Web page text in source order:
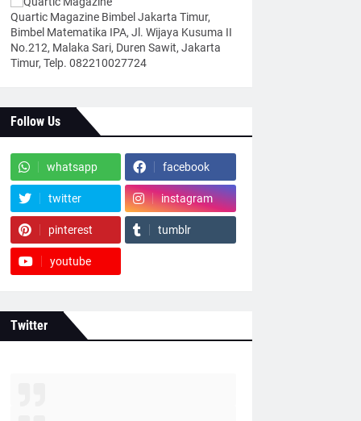
Quartic Magazine Bimbel Jakarta Timur,
Bimbel Matematika IPA, Jl. Wijaya Kusuma II
No.212, Malaka Sari, Duren Sawit, Jakarta
Timur, Telp. 082210027724
Follow Us
whatsapp facebook
twitter instagram
pinterest tumblr
youtube
Twitter